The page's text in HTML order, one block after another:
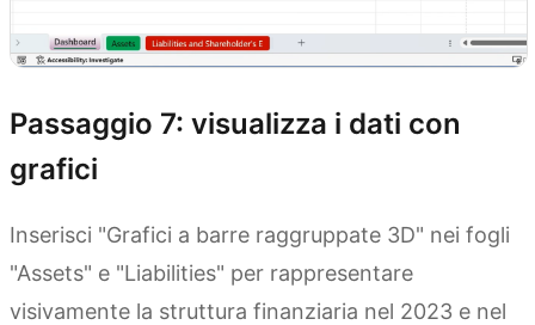
Passaggio 7: visualizza i dati con
grafici
Inserisci "Grafici a barre raggruppate 3D" nei fogli
"Assets" e "Liabilities" per rappresentare
visivamente la struttura finanziaria nel 2023 e nel